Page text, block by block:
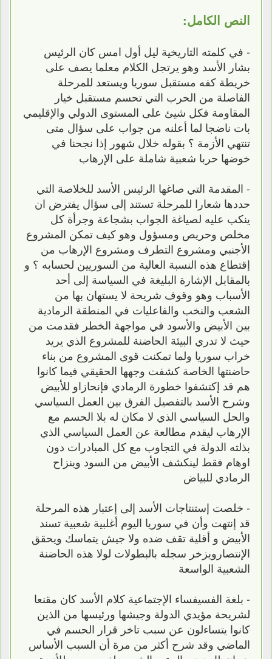
النص الكامل:
- في كلمته التاريخية ليل أول امس كان الرئيس
بشار الأسد وهو يرتجل الكلام معلما يصف على
خريطة كفه مستقبل سوريا ويستعد للمرحلة
الفاصلة من الحرب التي تحسم مستقبل خيار
المقاومة فكل شيئ على المستوى الدولي والإقليمي
بات ناضجا لما أعلنه من جواب على سؤال متى
تنتهي الأزمة ؟ بقوله خلال شهور إذا نجحنا في
خوضها حربا شعبية شاملة على الإرهاب
- المقدمة التي صاغها الرئيس الأسد للخلاصة التي
حددها شعارا للمرحلة تستند إلى سؤال يفترض ان
ينكب عليه لصياغة الجواب بشجاعة وجرأة كل
مخلص وحريص ومسؤول وهو كيف تمكن المشروع
الأجنبي ومشروع التطرف ومشروع الإرهاب من
إقتطاع هذه النسبة العالية من السوريين لحسابه ؟ و
بالمقابل الإشارة البليغة في السياسة إلى أحد
الأسباب وهو وقوف شريحة لا يستهان بها من
الشعب والنخب والفاعليات في المنطقة الرمادية
بين الأبيض والأسود في مواجهة الخطر فقدمت من
حيث لا تدري البيئة الحاضنة للمشروع الذي يريد
خراب سوريا ولما تمكنت قوى المشروع من بناء
حاضنتها الخاصة كشفت وجهها الحقيقي فيما كانوا
هم قد إكتشفوا خطورة الرمادي فإنحازاو للأبيض
وشرح الأسد بالتفصيل الفرق بين العمل السياسي
والحل السياسي الذي لا مكان له بلا الحسم مع
الإرهاب ليقدم مطالعة عن العمل السياسي الذي
بذلته الدولة في التجاوب مع كل المبادرات دون
اوهام فقط لينكشف الأبيض من السود وينزاح
الرمادي للبياض
- خلصت إستنتاجات الأسد إلى إعتبار هذه المرحلة
قد إنتهت وأن في سوريا اليوم أغلبية شعبية تسند
الأبيض و أقلية تقف ضده ولا جيش يتماسك ويحقق
الإنتصارويزخر سجله بالبطولات لولا هذه الحاضنة
الشعبية الواسعة
- بلغة الفسيفساء الإجتماعية كلام الأسد كان مقنعا
لشريحة مؤيدي الدولة وجيشها ورئيسها من الذين
كانوا يتساءلون عن سبب تاخر قرار الحسم في
الماضي وقد شرح أكثر من مرة أن السبب الأساس